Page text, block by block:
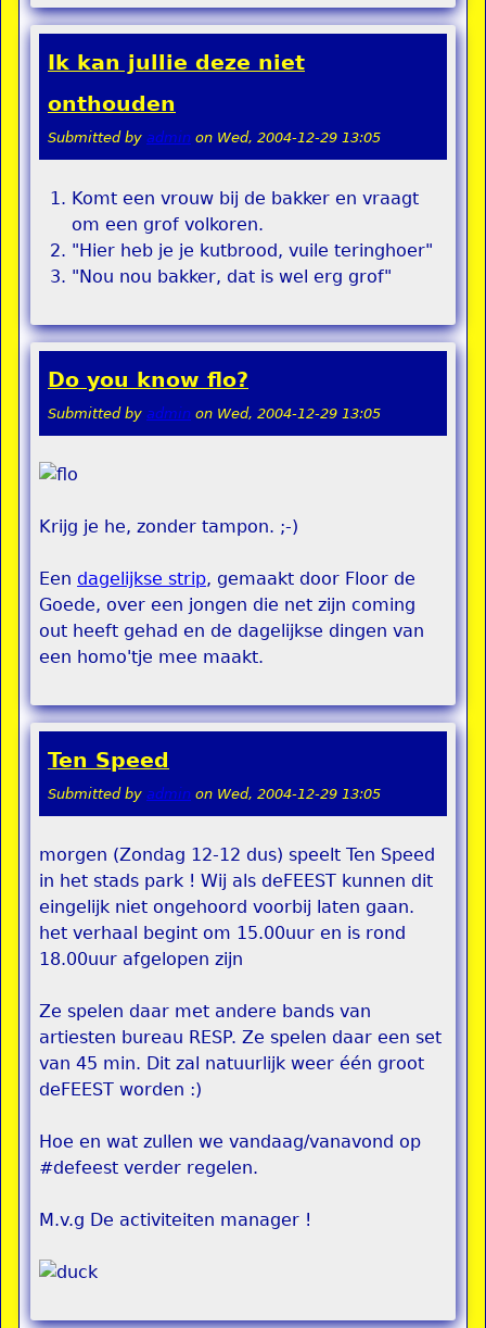
Ik kan jullie deze niet
onthouden
Submitted by admin on Wed, 2004-12-29 13:05
Komt een vrouw bij de bakker en vraagt
om een grof volkoren.
"Hier heb je je kutbrood, vuile teringhoer"
"Nou nou bakker, dat is wel erg grof"
Do you know flo?
Submitted by admin on Wed, 2004-12-29 13:05
Krijg je he, zonder tampon. ;-)
Een dagelijkse strip, gemaakt door Floor de
Goede, over een jongen die net zijn coming
out heeft gehad en de dagelijkse dingen van
een homo'tje mee maakt.
Ten Speed
Submitted by admin on Wed, 2004-12-29 13:05
morgen (Zondag 12-12 dus) speelt Ten Speed
in het stads park ! Wij als deFEEST kunnen dit
eingelijk niet ongehoord voorbij laten gaan.
het verhaal begint om 15.00uur en is rond
18.00uur afgelopen zijn
Ze spelen daar met andere bands van
artiesten bureau RESP. Ze spelen daar een set
van 45 min. Dit zal natuurlijk weer één groot
deFEEST worden :)
Hoe en wat zullen we vandaag/vanavond op
#defeest verder regelen.
M.v.g De activiteiten manager !